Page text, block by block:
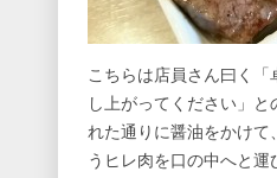
こちらは店員さん曰く「
し上がってください」
れた通りに醤油をかけて
うヒレ肉を口の中へと運